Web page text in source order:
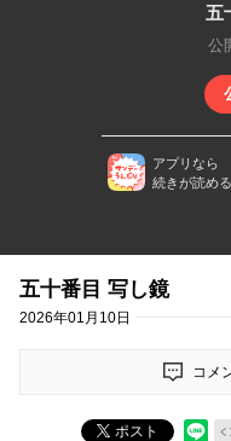
五
公
アプリなら
続きが読める
五十番目 写し鏡
2026年01月10日
コメ
ポスト